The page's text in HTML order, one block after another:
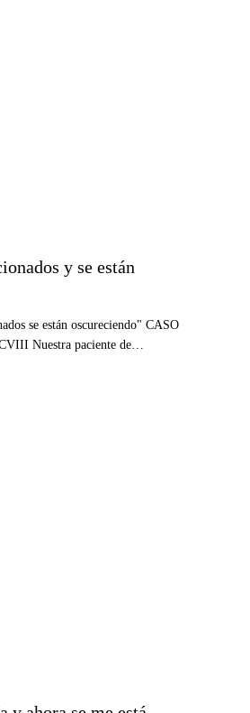
y se están
se están oscureciendo" CASO
Nuestra paciente de…